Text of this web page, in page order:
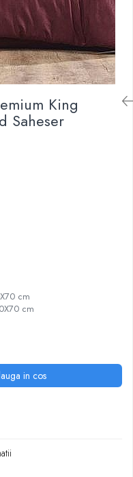
King
Saheser
cm
cm
in cos